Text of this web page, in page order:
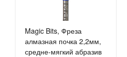
Magic Bits, Фреза
алмазная почка 2,2мм,
средне-мягкий абразив